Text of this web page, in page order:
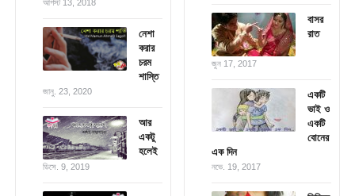
আগস্ট 13, 2018
নেশা
করার
চরম
শাস্তি
জানু. 23, 2020
আর
একটু
হলেই
ডিসে. 9, 2019
বাসর
রাত
জুন 17, 2017
একটি
ভাই ও
একটি
বোনের
এক দিন
নভে. 19, 2017